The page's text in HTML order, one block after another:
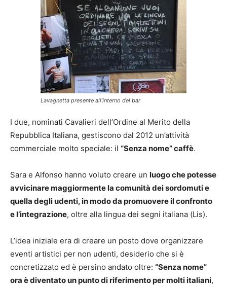
Lavagnetta presente all’interno del bar
I due, nominati Cavalieri dell’Ordine al Merito della
Repubblica Italiana, gestiscono dal 2012 un’attività
commerciale molto speciale: il “Senza nome” caffè.
Sara e Alfonso hanno voluto creare un luogo che potesse
avvicinare maggiormente la comunità dei sordomuti e
quella degli udenti, in modo da promuovere il confronto
e l’integrazione, oltre alla lingua dei segni italiana (Lis).
L’idea iniziale era di creare un posto dove organizzare
eventi artistici per non udenti, desiderio che si è
concretizzato ed è persino andato oltre: “Senza nome”
ora è diventato un punto di riferimento per molti italiani,